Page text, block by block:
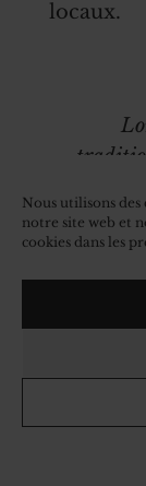
Nous utilisons
notre site web et
cookies dans les
locaux.
of the
you